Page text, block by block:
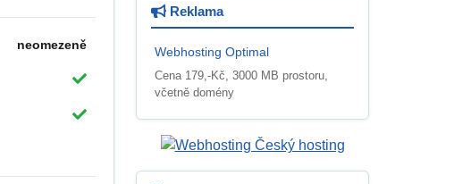
neomezeně
Reklama
Webhosting Optimal
Cena 179,-Kč, 3000 MB prostoru,
včetně domény